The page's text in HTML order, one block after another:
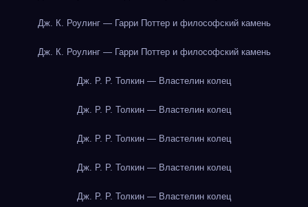
Дж. К. Роулинг — Гарри Поттер и философский камень
Дж. К. Роулинг — Гарри Поттер и философский камень
Дж. Р. Р. Толкин — Властелин колец
Дж. Р. Р. Толкин — Властелин колец
Дж. Р. Р. Толкин — Властелин колец
Дж. Р. Р. Толкин — Властелин колец
Дж. Р. Р. Толкин — Властелин колец